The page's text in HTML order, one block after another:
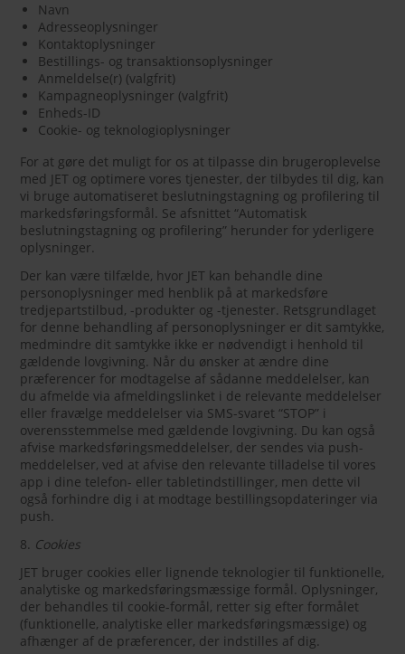
Navn
Adresseoplysninger
Kontaktoplysninger
Bestillings- og transaktionsoplysninger
Anmeldelse(r) (valgfrit)
Kampagneoplysninger (valgfrit)
Enheds-ID
Cookie- og teknologioplysninger
For at gøre det muligt for os at tilpasse din brugeroplevelse
med JET og optimere vores tjenester, der tilbydes til dig, kan
vi bruge automatiseret beslutningstagning og profilering til
markedsføringsformål. Se afsnittet “Automatisk
beslutningstagning og profilering” herunder for yderligere
oplysninger.
Der kan være tilfælde, hvor JET kan behandle dine
personoplysninger med henblik på at markedsføre
tredjepartstilbud, -produkter og -tjenester. Retsgrundlaget
for denne behandling af personoplysninger er dit samtykke,
medmindre dit samtykke ikke er nødvendigt i henhold til
gældende lovgivning. Når du ønsker at ændre dine
præferencer for modtagelse af sådanne meddelelser, kan
du afmelde via afmeldingslinket i de relevante meddelelser
eller fravælge meddelelser via SMS-svaret “STOP” i
overensstemmelse med gældende lovgivning. Du kan også
afvise markedsføringsmeddelelser, der sendes via push-
meddelelser, ved at afvise den relevante tilladelse til vores
app i dine telefon- eller tabletindstillinger, men dette vil
også forhindre dig i at modtage bestillingsopdateringer via
push.
8. Cookies
JET bruger cookies eller lignende teknologier til funktionelle,
analytiske og markedsføringsmæssige formål. Oplysninger,
der behandles til cookie-formål, retter sig efter formålet
(funktionelle, analytiske eller markedsføringsmæssige) og
afhænger af de præferencer, der indstilles af dig.